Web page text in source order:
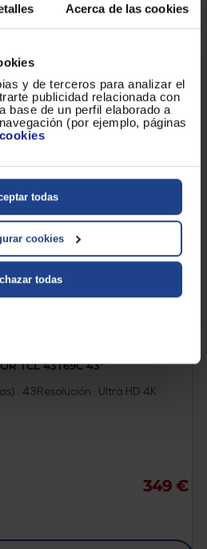
Acerca de las cookies
y de terceros para analizar el
publicidad relacionada con
base de un perfil elaborado a
(por ejemplo, páginas
todas
cookies
todas
399 €
PRODUCTO
TCL 43T69C 43"
: 43Resolución : Ultra HD 4K
349 €